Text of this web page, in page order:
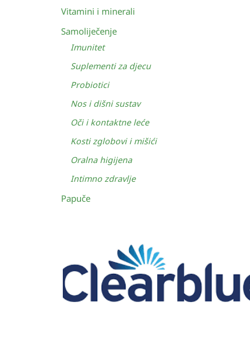
Vitamini i minerali
Samoliječenje
Imunitet
Suplementi za djecu
Probiotici
Nos i dišni sustav
Oči i kontaktne leće
Kosti zglobovi i mišići
Oralna higijena
Intimno zdravlje
Papuče